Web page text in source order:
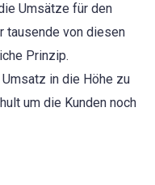
Umsätze für den
tausende von diesen
Prinzip.
in die Höhe zu
um die Kunden noch